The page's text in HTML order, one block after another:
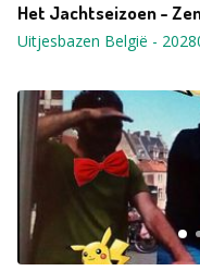
Het Jachtseizoen -
Uitjesbazen België -